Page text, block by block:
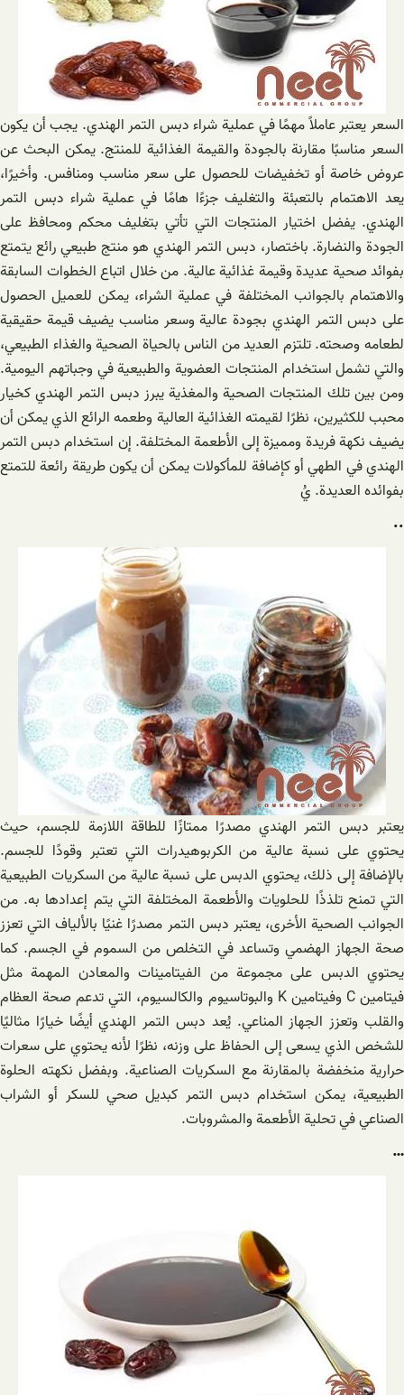
السعر يعتبر عاملاً مهمًا في عملية شراء دبس التمر الهندي. يجب أن يكون
السعر مناسبًا مقارنة بالجودة والقيمة الغذائية للمنتج. يمكن البحث عن
عروض خاصة أو تخفيضات للحصول على سعر مناسب ومنافس. وأخيرًا،
يعد الاهتمام بالتعبئة والتغليف جزءًا هامًا في عملية شراء دبس التمر
الهندي. يفضل اختيار المنتجات التي تأتي بتغليف محكم ومحافظ على
الجودة والنضارة. باختصار، دبس التمر الهندي هو منتج طبيعي رائع يتمتع
بفوائد صحية عديدة وقيمة غذائية عالية. من خلال اتباع الخطوات السابقة
والاهتمام بالجوانب المختلفة في عملية الشراء، يمكن للعميل الحصول
على دبس التمر الهندي بجودة عالية وسعر مناسب يضيف قيمة حقيقية
لطعامه وصحته. تلتزم العديد من الناس بالحياة الصحية والغذاء الطبيعي،
والتي تشمل استخدام المنتجات العضوية والطبيعية في وجباتهم اليومية.
ومن بين تلك المنتجات الصحية والمغذية يبرز دبس التمر الهندي كخيار
محبب للكثيرين، نظرًا لقيمته الغذائية العالية وطعمه الرائع الذي يمكن أن
يضيف نكهة فريدة ومميزة إلى الأطعمة المختلفة. إن استخدام دبس التمر
الهندي في الطهي أو كإضافة للمأكولات يمكن أن يكون طريقة رائعة للتمتع
بفوائده العديدة. يُ
..
یعتبر دبس التمر الهندي مصدرًا ممتازًا للطاقة اللازمة للجسم، حيث
يحتوي على نسبة عالية من الكربوهيدرات التي تعتبر وقودًا للجسم.
بالإضافة إلى ذلك، يحتوي الدبس على نسبة عالية من السكريات الطبيعية
التي تمنح تلذذًا للحلويات والأطعمة المختلفة التي يتم إعدادها به. من
الجوانب الصحية الأخرى، يعتبر دبس التمر مصدرًا غنيًا بالألياف التي تعزز
صحة الجهاز الهضمي وتساعد في التخلص من السموم في الجسم. كما
يحتوي الدبس على مجموعة من الفيتامينات والمعادن المهمة مثل
فيتامين C وفيتامين K والبوتاسيوم والكالسيوم، التي تدعم صحة العظام
والقلب وتعزز الجهاز المناعي. يُعد دبس التمر الهندي أيضًا خيارًا مثاليًا
للشخص الذي يسعى إلى الحفاظ على وزنه، نظرًا لأنه يحتوي على سعرات
حرارية منخفضة بالمقارنة مع السكريات الصناعية. وبفضل نكهته الحلوة
الطبيعية، يمكن استخدام دبس التمر كبديل صحي للسكر أو الشراب
الصناعي في تحلية الأطعمة والمشروبات.
…